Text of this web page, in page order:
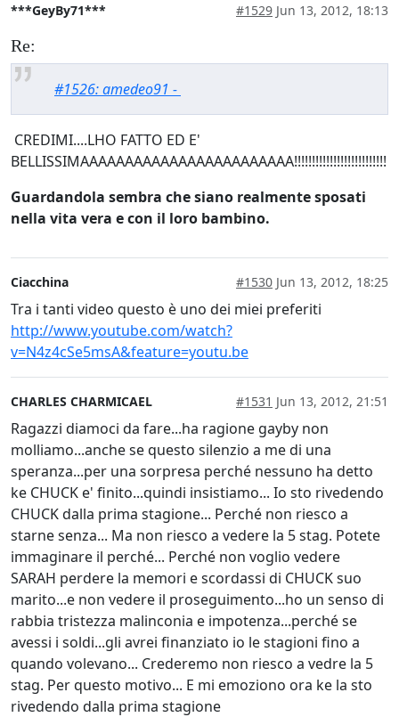
***GeyBy71*** #1529 Jun 13, 2012, 18:13
Re:
#1526: amedeo91 -
CREDIMI....LHO FATTO ED E'
BELLISSIMAAAAAAAAAAAAAAAAAAAAAAAA!!!!!!!!!!!!!!!!!!!!!!!!!!
Guardandola sembra che siano realmente sposati
nella vita vera e con il loro bambino.
Ciacchina #1530 Jun 13, 2012, 18:25
Tra i tanti video questo è uno dei miei preferiti
http://www.youtube.com/watch?
v=N4z4cSe5msA&feature=youtu.be
CHARLES CHARMICAEL #1531 Jun 13, 2012, 21:51
Ragazzi diamoci da fare...ha ragione gayby non
molliamo...anche se questo silenzio a me di una
speranza...per una sorpresa perché nessuno ha detto
ke CHUCK e' finito...quindi insistiamo... Io sto rivedendo
CHUCK dalla prima stagione... Perché non riesco a
starne senza... Ma non riesco a vedere la 5 stag. Potete
immaginare il perché... Perché non voglio vedere
SARAH perdere la memori e scordassi di CHUCK suo
marito...e non vedere il proseguimento...ho un senso di
rabbia tristezza malinconia e impotenza...perché se
avessi i soldi...gli avrei finanziato io le stagioni fino a
quando volevano... Crederemo non riesco a vedre la 5
stag. Per questo motivo... E mi emoziono ora ke la sto
rivedendo dalla prima stagione